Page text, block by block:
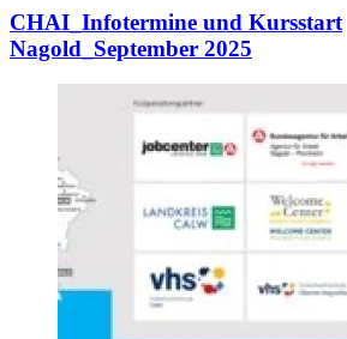
CHAI_Infotermine und Kursstart
Nagold_September 2025